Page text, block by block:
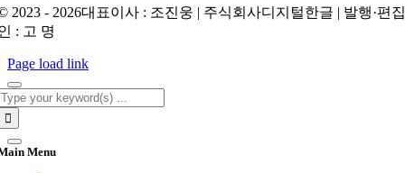
2023 - 2026대표이사 : 조진웅 | 주식회사디지털한글 | 발행·편
: 고 명
Page load link
Menu